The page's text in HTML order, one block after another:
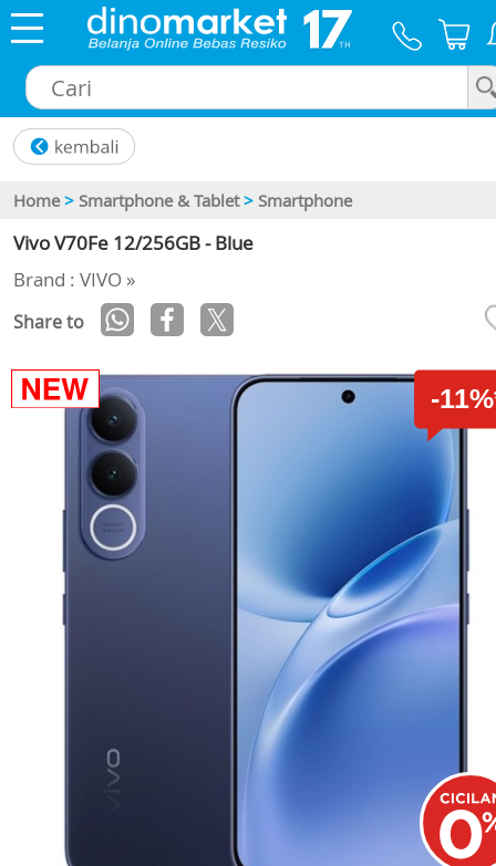
Home > Smartphone & Tablet > Smartphone
Vivo V70Fe 12/256GB - Blue
Brand : VIVO »
Share to
-